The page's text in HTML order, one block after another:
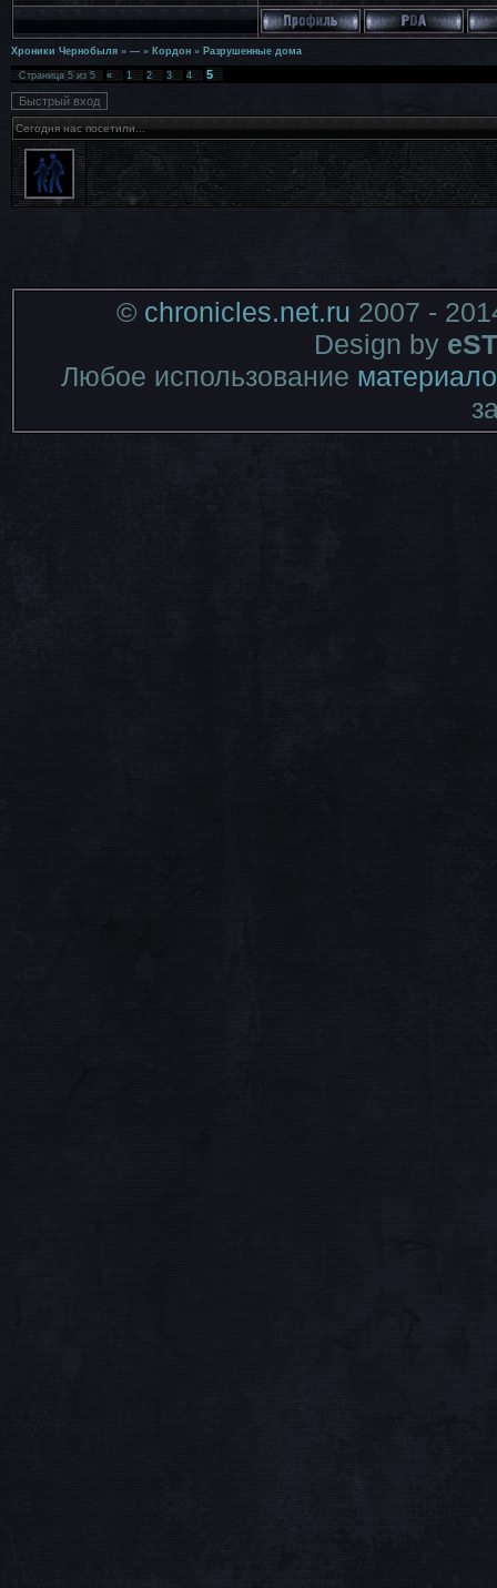
Хроники Чернобыля » --- » Кордон » Разрушенные дома
Страница5из5 « 1 2 3 4 5
Сегодня нас посетили...
© chronicles.net.ru 2007 -
Design by
Любое использование